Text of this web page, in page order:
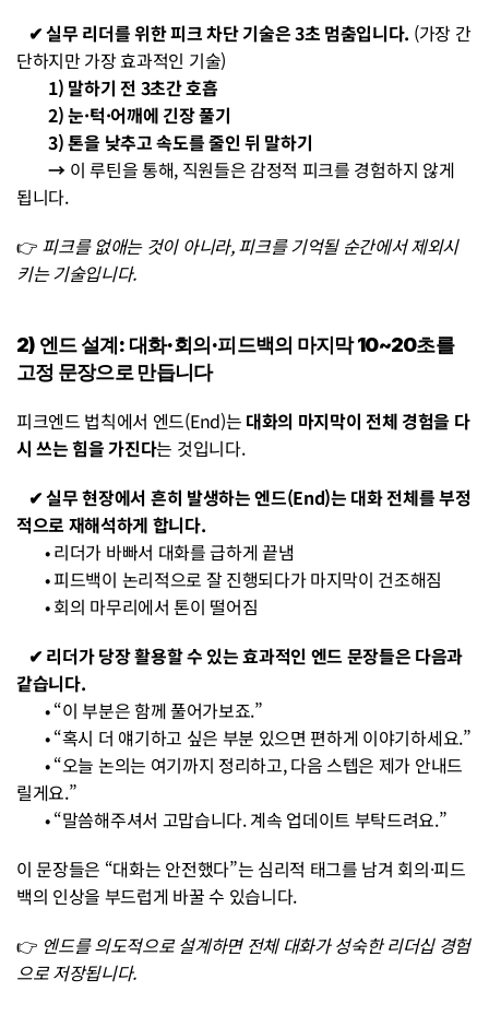
   ✔︎ 실무 리더를 위한 피크 차단 기술은 3초 멈춤입니다.
(가장 간
단하지만 가장 효과적인 기술)
        1) 말하기 전 3초간 호흡
        2) 눈·턱·어깨에 긴장 풀기
        3) 톤을 낮추고 속도를 줄인 뒤 말하기
        →
이 루틴을 통해, 직원들은 감정적 피크를 경험하지 않게
됩니다.
👉 피크를 없애는 것이 아니라, 피크를 기억될 순간에서 제외시
키는 기술입니다.
2) 엔드 설계: 대화·회의·피드백의 마지막 10~20초를
고정 문장으로 만듭니다
피크엔드 법칙에서 엔드(End)는 대화의 마지막이 전체 경험을 다
시 쓰는 힘을 가진다는 것입니다.
적으로 재해석하게 합니다.
• 리더가 바빠서 대화를 급하게 끝냄
• 피드백이 논리적으로 잘 진행되다가 마지막이 건조해짐
• 회의 마무리에서 톤이 떨어짐
같습니다.
• “이 부분은 함께 풀어가보죠.”
• “혹시 더 얘기하고 싶은 부분 있으면 편하게 이야기하세요.”
• “오늘 논의는 여기까지 정리하고, 다음 스텝은 제가 안내드
릴게요.”
• “말씀해주셔서 고맙습니다. 계속 업데이트 부탁드려요.”
이 문장들은 “대화는 안전했다”는 심리적 태그를 남겨 회의·피드
백의 인상을 부드럽게 바꿀 수 있습니다.
👉 엔드를 의도적으로 설계하면 전체 대화가 성숙한 리더십 경험
으로 저장됩니다.